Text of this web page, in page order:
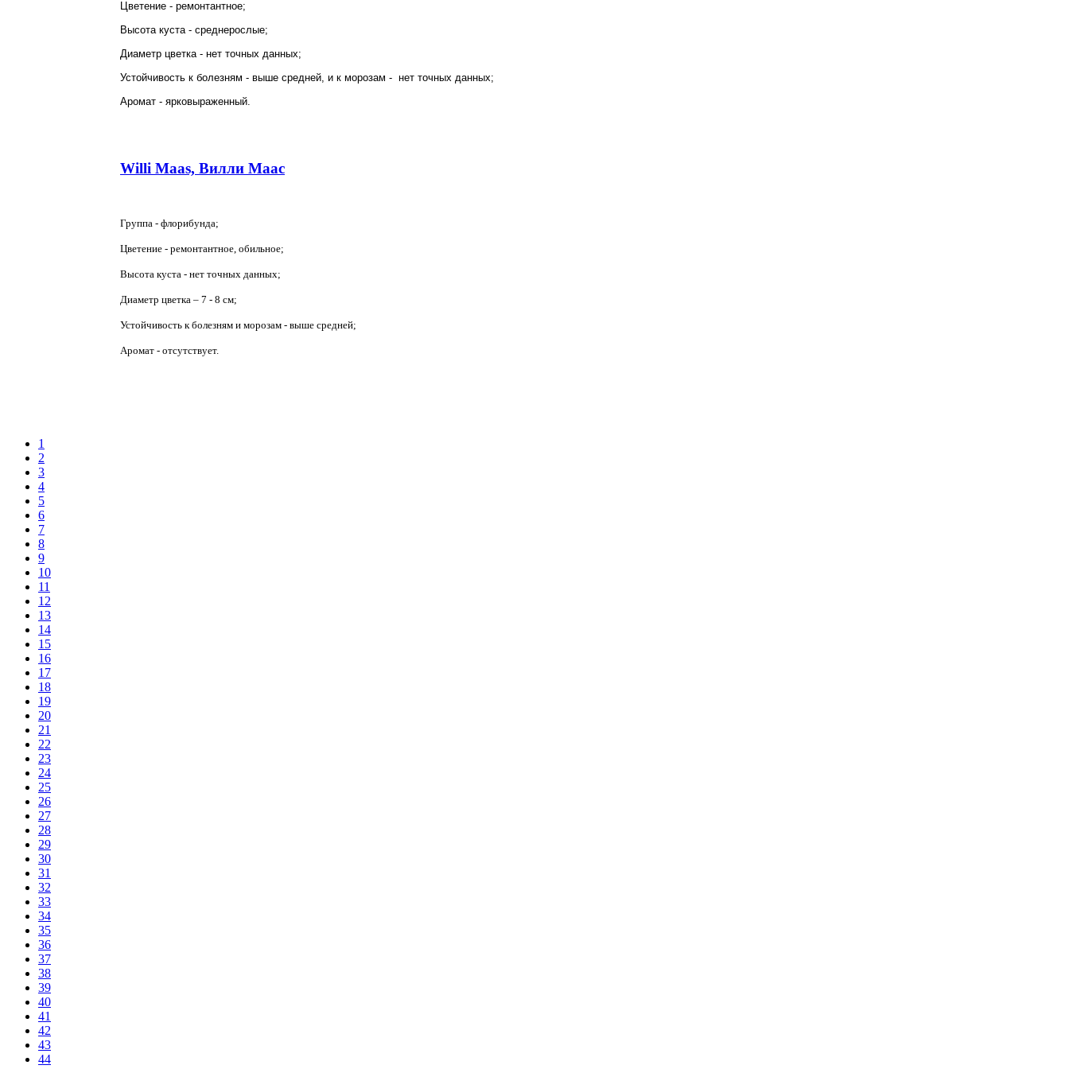
Цветение - ремонтантное;
Высота куста - среднерослые;
Диаметр цветка - нет точных данных;
Устойчивость к болезням - выше средней, и к морозам - нет точных данных;
Аромат - ярковыраженный.
Willi Maas, Вилли Маас
Группа - флорибунда;
Цветение - ремонтантное, обильное;
Высота куста - нет точных данных;
Диаметр цветка – 7 - 8 см;
Устойчивость к болезням и морозам - выше средней;
Аромат - отсутствует.
1
2
3
4
5
6
7
8
9
10
11
12
13
14
15
16
17
18
19
20
21
22
23
24
25
26
27
28
29
30
31
32
33
34
35
36
37
38
39
40
41
42
43
44